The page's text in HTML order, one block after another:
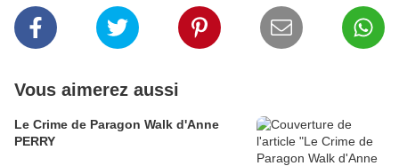
Vous aimerez aussi
Le Crime de Paragon Walk d'Anne
PERRY